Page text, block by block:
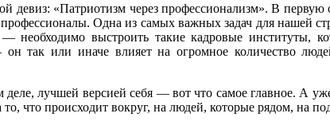
девиз: «Патриотизм через профессионализм». В
Одна из самых важных задач для нашей
необходимо выстроить такие кадровые институты,
он так или иначе влияет на огромное количество
лучшей версией себя — вот что самое главное. А
что происходит вокруг, на людей, которые рядом, на